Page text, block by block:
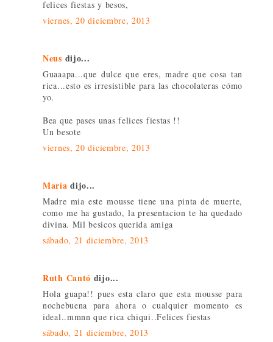
felices fiestas y besos,
viernes, 20 diciembre, 2013
Neus dijo...
Guaaapa...que dulce que eres, madre que cosa tan
rica...esto es irresistible para las chocolateras cómo
yo.
Bea que pases unas felices fiestas !!
Un besote
viernes, 20 diciembre, 2013
María dijo...
Madre mia este mousse tiene una pinta de muerte,
como me ha gustado, la presentacion te ha quedado
divina. Mil besicos querida amiga
sábado, 21 diciembre, 2013
Ruth Cantó dijo...
Hola guapa!! pues esta claro que esta mousse para
nochebuena para ahora o cualquier momento es
ideal..mmnn que rica chiqui..Felices fiestas
sábado, 21 diciembre, 2013